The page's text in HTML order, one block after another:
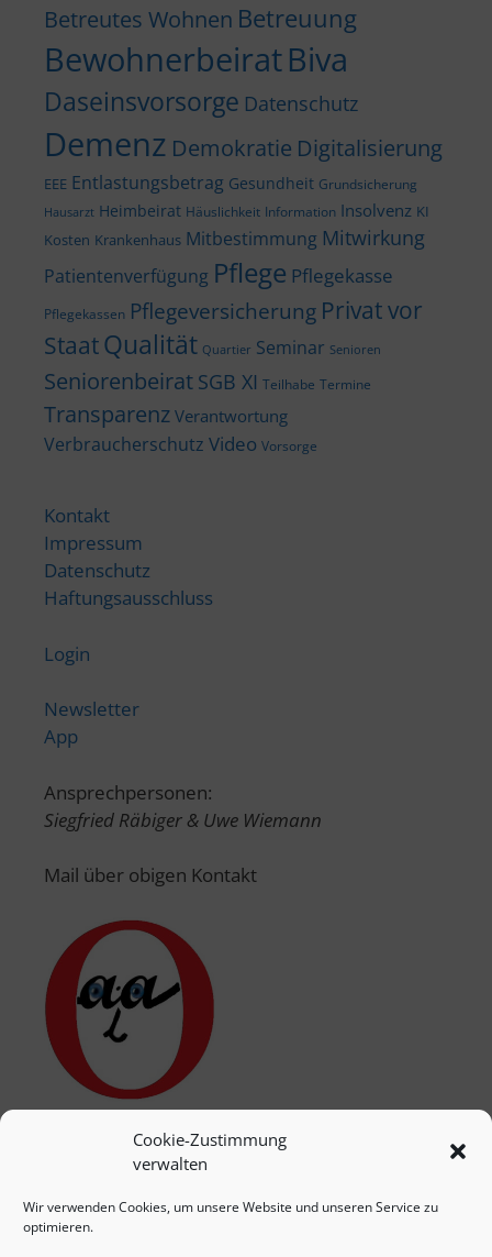
Cookie-Zustimmung
verwalten
Wir verwenden Cookies, um unsere Website und unseren Service zu
optimieren.
Betreutes Wohnen Betreuung
BewohnerbeiratBiva
Daseinsvorsorge Datenschutz
Demenz Demokratie Digitalisierung
EEE Entlastungsbetrag Gesundheit Grundsicherung
Hausarzt Heimbeirat Häuslichkeit Information Insolvenz KI
Kosten Krankenhaus Mitbestimmung Mitwirkung
Patientenverfügung Pflege Pflegekasse
Pflegekassen Pflegeversicherung Privat vor
StaatQualität Quartier Seminar Senioren
Seniorenbeirat SGB XI Teilhabe Termine
Transparenz Verantwortung
Verbraucherschutz Video Vorsorge
Kontakt
Impressum
Datenschutz
Haftungsausschluss
Login
Newsletter
App
Ansprechpersonen:
Siegfried Räbiger & Uwe Wiemann
Mail über obigen Kontakt